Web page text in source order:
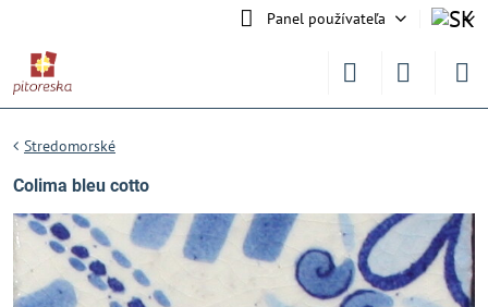
Panel používateľa
Stredomorské
Colima bleu cotto